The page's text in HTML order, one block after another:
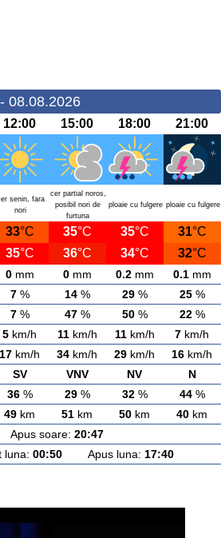
08.08.2026
12:00 15:00 18:00 21:00
senin, fara
nori
cer partial noros,
posibil nori de
furtuna
ploaie cu fulgere ploaie cu fulgere
33°C 35°C 35°C 31°C
35°C 36°C 34°C 32°C
0mm 0mm 0.2mm 0.1mm
7% 14% 29% 25%
7% 47% 50% 22%
5 km/h 11km/h 11km/h 7 km/h
17 km/h 34 km/h 29 km/h 16 km/h
SV VNV NV N
36% 29% 32% 44%
49 km 51 km 50 km 40 km
soare: 20:47
00:50 Apus luna: 17:40